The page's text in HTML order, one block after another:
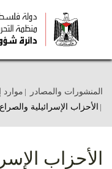
المنشورات والمصادر موارد
الأحزاب الإسرائيلية
الأحزاب